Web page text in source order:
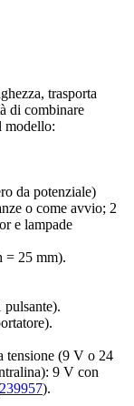
trasporta
di combinare
modello:
da potenziale)
o come avvio; 2
e lampade
= 25 mm).
tensione (9 V o 24
9 V con
239957).